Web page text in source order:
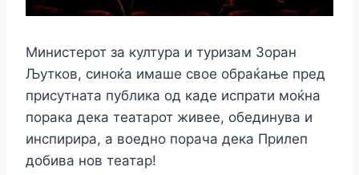
Министерот за култура и туризам Зоран
Љутков, синоќа имаше свое обраќање пред
присутната публика од каде испрати моќна
порака дека театарот живее, обединува и
инспирира, а воедно порача дека Прилеп
добива нов театар!